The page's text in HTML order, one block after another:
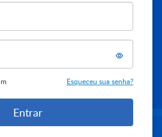
Esqueceu sua senha?